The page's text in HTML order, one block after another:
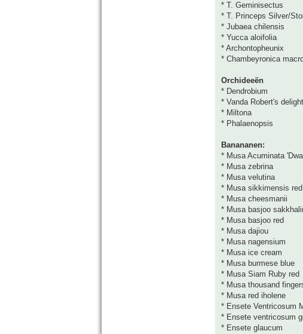
* T. Geminisectus
* T. Princeps Silver/
* Jubaea chilensis
* Yucca aloifolia
* Archontopheunix
* Chambeyronica
Orchideeën
* Dendrobium
* Vanda Robert's
* Miltona
* Phalaenopsis
Banananen:
* Musa Acuminata
* Musa zebrina
* Musa velutina
* Musa sikkimensis
* Musa cheesmanii
* Musa basjoo
* Musa basjoo red
* Musa dajiou
* Musa nagensium
* Musa ice cream
* Musa burmese blue
* Musa Siam Ruby red
* Musa thousand
* Musa red iholene
* Ensete Ventricosum
* Ensete ventricosum
* Ensete glaucum